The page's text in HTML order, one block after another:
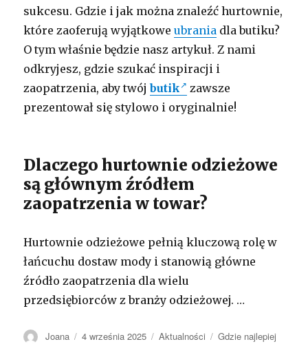
sukcesu. Gdzie i jak można znaleźć hurtownie,
które zaoferują wyjątkoweubrania dla butiku?
O tym właśnie będzie nasz artykuł. Z nami
odkryjesz, gdzie szukać inspiracji i
zaopatrzenia, aby twójbutik
zawsze
prezentował się stylowo i oryginalnie!
Dlaczego hurtownie odzieżowe
są głównym źródłem
zaopatrzenia w towar?
Hurtownie odzieżowe pełnią kluczową rolę w
łańcuchu dostaw mody i stanowią główne
źródło zaopatrzenia dla wielu
przedsiębiorców z branży odzieżowej. …
Autor
Joana Opublikowano
4 września 2025 Kategorie
Aktualności Tagi
Gdzie najlepiej